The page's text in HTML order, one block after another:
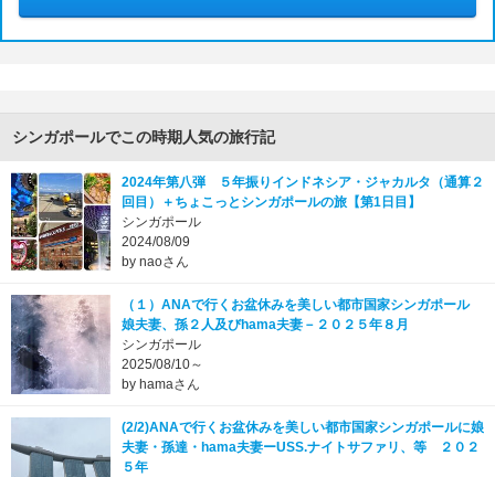
シンガポールでこの時期人気の旅行記
2024年第八弾 ５年振りインドネシア・ジャカルタ（通算２
回目）＋ちょこっとシンガポールの旅【第1日目】
シンガポール
2024/08/09
by naoさん
（１）ANAで行くお盆休みを美しい都市国家シンガポール
娘夫妻、孫２人及びhama夫妻－２０２５年８月
シンガポール
2025/08/10～
by hamaさん
(2/2)ANAで行くお盆休みを美しい都市国家シンガポールに娘
夫妻・孫達・hama夫妻ーUSS.ナイトサファリ、等 ２０２
５年